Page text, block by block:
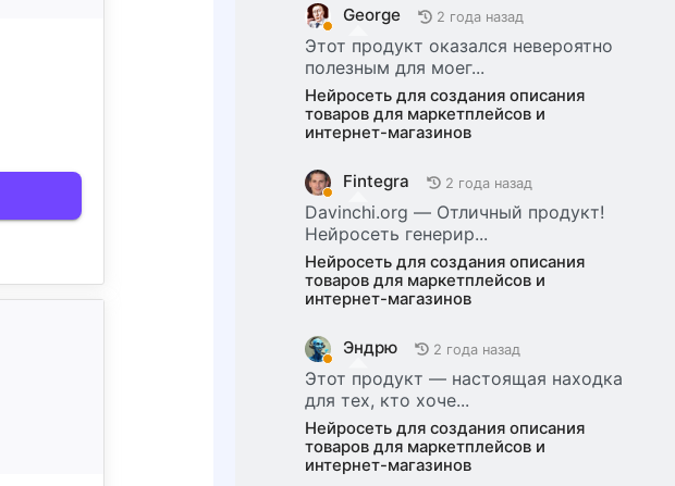
George 2 года назад
Этот продукт оказался невероятно
полезным для моег...
Нейросеть для создания описания
товаров для маркетплейсов и
интернет-магазинов
Fintegra 2 года назад
Davinchi.org — Отличный продукт!
Нейросеть генерир...
Нейросеть для создания описания
товаров для маркетплейсов и
интернет-магазинов
Эндрю 2 года назад
Этот продукт — настоящая находка
для тех, кто хоче...
Нейросеть для создания описания
товаров для маркетплейсов и
интернет-магазинов